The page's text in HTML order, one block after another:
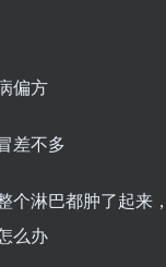
偏方
差不多
个淋巴都肿了起来
么办